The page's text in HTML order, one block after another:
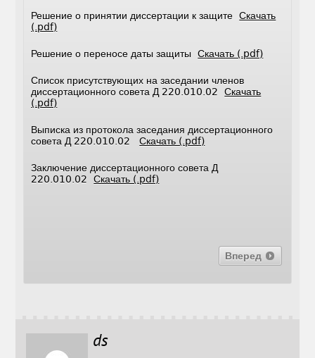
Решение о принятии диссертации к защитеСкачать
(.pdf)
Решение о переносе даты защитыСкачать (.pdf)
Список присутствующих на заседании членов
диссертационного совета Д 220.010.02Скачать
(.pdf)
Выписка из протокола заседания диссертационного
совета Д 220.010.02Скачать (.pdf)
Заключение диссертационного совета Д
220.010.02Скачать (.pdf)
Вперед
ds